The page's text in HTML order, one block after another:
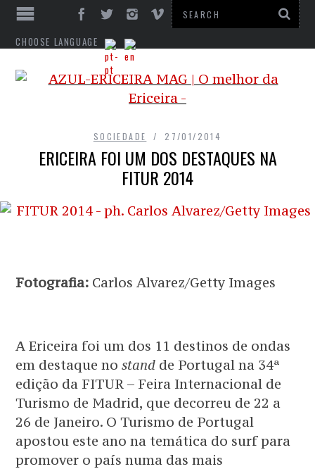
CHOOSE LANGUAGE
SOCIEDADE 27/01/2014
ERICEIRA FOI UM DOS DESTAQUES NA
FITUR 2014
Fotografia: Carlos Alvarez/Getty Images
A Ericeira foi um dos 11 destinos de ondas
em destaque nostand de Portugal na 34ª
edição da FITUR – Feira Internacional de
Turismo de Madrid, que decorreu de 22 a
26 de Janeiro. O Turismo de Portugal
apostou este ano na temática do surf para
promover o país numa das mais